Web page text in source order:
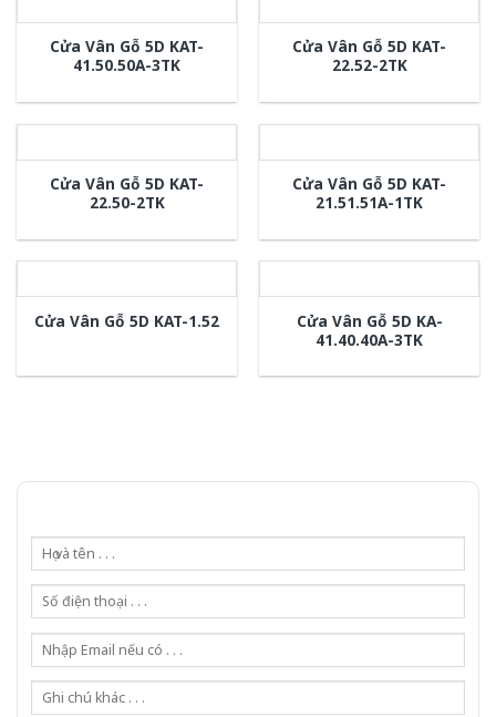
Cửa Vân Gỗ 5D KAT-
41.50.50A-3TK
Cửa Vân Gỗ 5D KAT-
22.52-2TK
Cửa Vân Gỗ 5D KAT-
22.50-2TK
Cửa Vân Gỗ 5D KAT-
21.51.51A-1TK
Cửa Vân Gỗ 5D KAT-1.52
Cửa Vân Gỗ 5D KA-
41.40.40A-3TK